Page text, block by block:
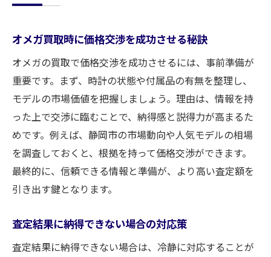
オメガ買取時に価格交渉を成功させる秘訣
オメガの買取で価格交渉を成功させるには、事前準備が
重要です。まず、時計の状態や付属品の有無を整理し、
モデルの市場価値を把握しましょう。理由は、情報を持
った上で交渉に臨むことで、納得感と説得力が高まるた
めです。例えば、静岡市の市場動向や人気モデルの相場
を調査しておくと、根拠を持って価格交渉ができます。
最終的に、信頼できる情報と準備が、より高い査定額を
引き出す鍵となります。
査定結果に納得できない場合の対応策
査定結果に納得できない場合は、冷静に対応することが